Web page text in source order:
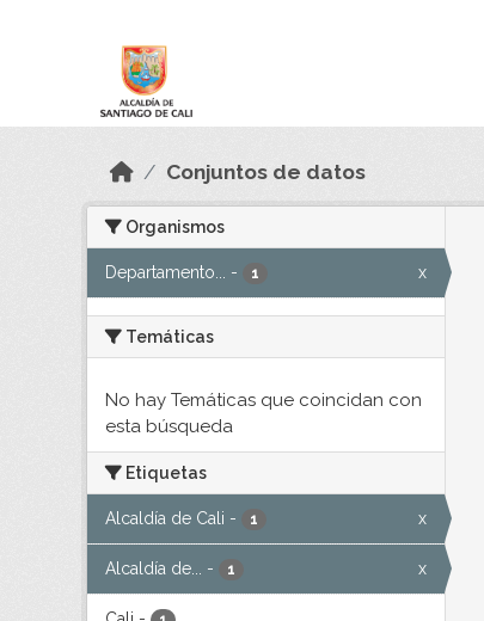
Conjuntos de datos
Organismos
Departamento... - 1 x
Temáticas
No hay Temáticas que coincidan con
esta búsqueda
Etiquetas
Alcaldía de Cali - 1 x
Alcaldía de... - 1 x